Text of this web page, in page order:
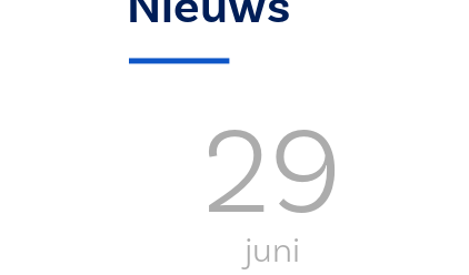
29
juni